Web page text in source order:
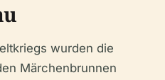
wurden die
Märchenbrunnen